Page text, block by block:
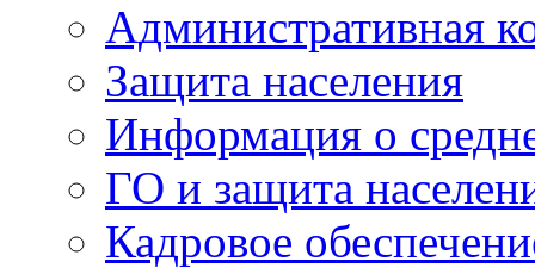
Административная
Защита населения
Информация о
ГО и защита
Кадровое